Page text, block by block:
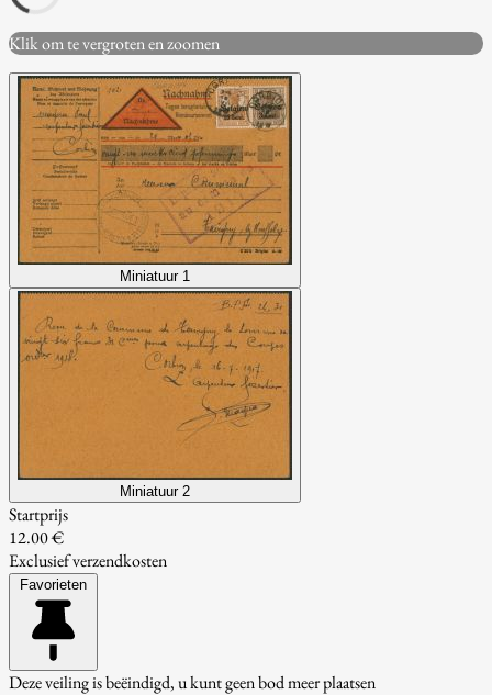
Klik om te vergroten en zoomen
Miniatuur 1
Miniatuur 2
Startprijs
12.00 €
Exclusief verzendkosten
Favorieten
Deze veiling is beëindigd, u kunt geen bod meer plaatsen